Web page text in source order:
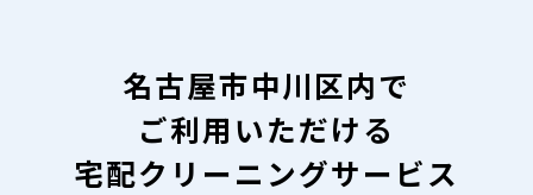
名古屋市中川区内で
ご利用いただける
宅配クリーニングサービス